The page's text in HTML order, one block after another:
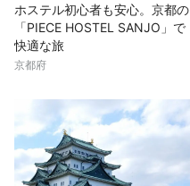
ホステル初心者も安心。京都の
「PIECE HOSTEL SANJO」で
快適な旅
京都府